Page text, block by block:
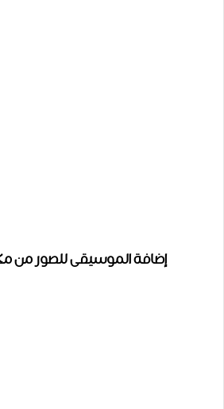
إضافة الموسيقى للصور من